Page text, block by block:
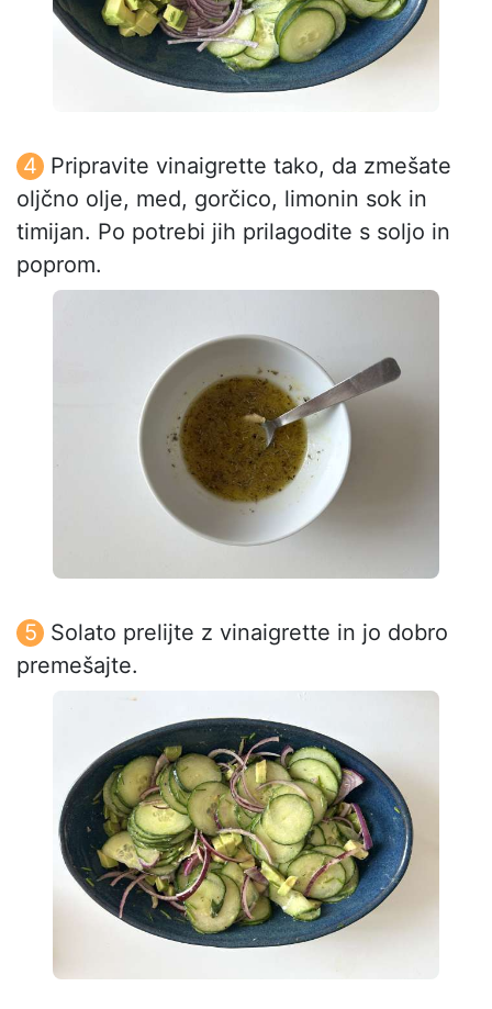
Pripravite vinaigrette tako, da zmešate
oljčno olje, med, gorčico, limonin sok in
timijan. Po potrebi jih prilagodite s soljo in
poprom.
Solato prelijte z vinaigrette in jo dobro
premešajte.